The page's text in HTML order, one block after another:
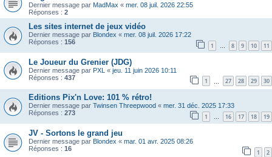
Dernier message par MadMax « mer. 08 juil. 2026 22:55
Réponses : 2
Les sites internet de jeux vidéo
Dernier message par Blondex « mer. 08 juil. 2026 17:22
Réponses : 156 1 … 8 9 10 11
Le Joueur du Grenier (JDG)
Dernier message par PXL « jeu. 11 juin 2026 10:11
Réponses : 437 1 27 28 29 30
Editions Pix'n Love: 101 % rétro!
Dernier message par Twinsen Threepwood « mer. 31 déc. 2025 17:33
Réponses : 273 1 … 16 17 18 19
JV - Sortons le grand jeu
Dernier message par Blondex « mar. 01 avr. 2025 08:26
Réponses : 16 1 2